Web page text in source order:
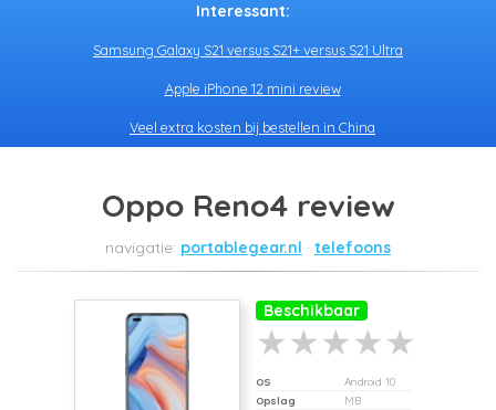
Interessant:
Samsung Galaxy S21 versus S21+ versus S21 Ultra
Apple iPhone 12 mini review
Veel extra kosten bij bestellen in China
Oppo Reno4 review
portablegear.nl telefoons
Beschikbaar
OS
Android 10
Opslag
MB